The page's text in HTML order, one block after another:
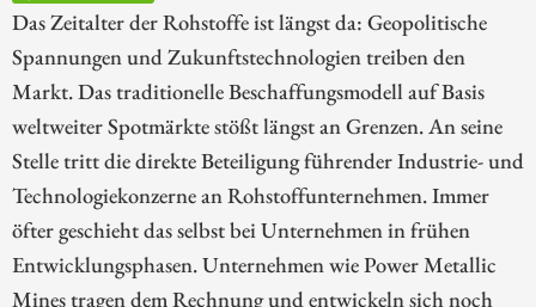
Das Zeitalter der Rohstoffe ist längst da: Geopolitische
Spannungen und Zukunftstechnologien treiben den
Markt. Das traditionelle Beschaffungsmodell auf Basis
weltweiter Spotmärkte stößt längst an Grenzen. An seine
Stelle tritt die direkte Beteiligung führender Industrie- und
Technologiekonzerne an Rohstoffunternehmen. Immer
öfter geschieht das selbst bei Unternehmen in frühen
Entwicklungsphasen. Unternehmen wie Power Metallic
Mines tragen dem Rechnung und entwickeln sich noch